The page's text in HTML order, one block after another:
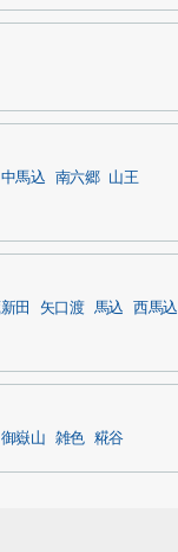
中馬込 南六郷
山王
田 矢口渡 馬込
西馬込
御嶽山 雑色 糀谷